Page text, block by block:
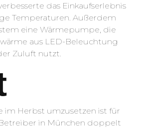
das Einkaufserlebnis
Temperaturen. Außerdem
eine Wärmepumpe, die
aus LED-Beleuchtung
Zuluft nutzt.
im Herbst umzusetzen ist für
in München doppelt